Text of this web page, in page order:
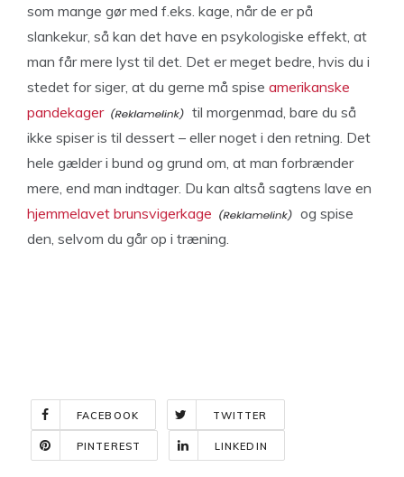
som mange gør med f.eks. kage, når de er på
slankekur, så kan det have en psykologiske effekt, at
man får mere lyst til det. Det er meget bedre, hvis du i
stedet for siger, at du gerne må spise amerikanske
pandekager
til morgenmad, bare du så
ikke spiser is til dessert – eller noget i den retning. Det
hele gælder i bund og grund om, at man forbrænder
mere, end man indtager. Du kan altså sagtens lave en
hjemmelavet brunsvigerkage
og spise
den, selvom du går op i træning.
FACEBOOK TWITTER
PINTEREST LINKEDIN